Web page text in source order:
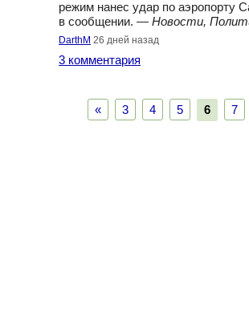
режим нанес удар по аэропорту
в сообщении. — Новости,
DarthM 26 дней назад
3 комментария
« 3 4 5 6 7